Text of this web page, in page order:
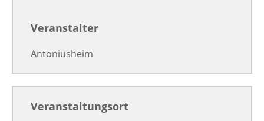
Veranstalter
Antoniusheim
Veranstaltungsort